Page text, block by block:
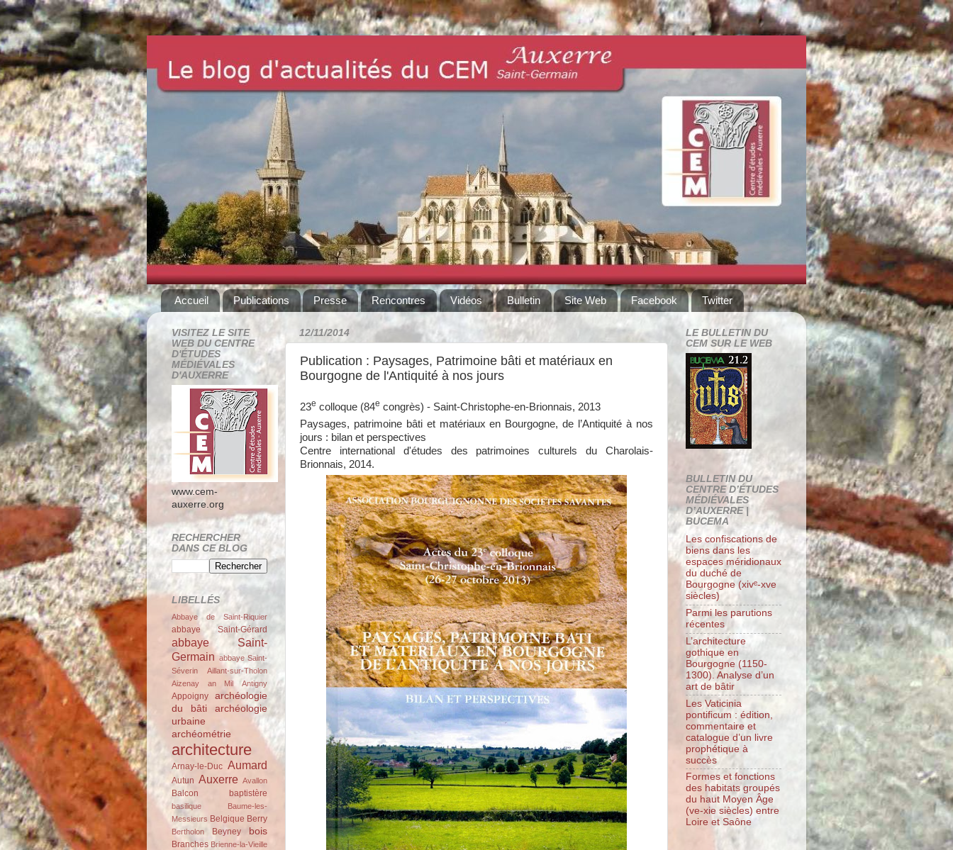
Accueil Publications Presse Rencontres Vidéos Bulletin Site Web Facebook Twitter
12/11/2014
Publication : Paysages, Patrimoine bâti et matériaux en
Bourgogne de l'Antiquité à nos jours
23e colloque (84e congrès) - Saint-Christophe-en-Brionnais, 2013
Paysages, patrimoine bâti et matériaux en Bourgogne, de l’Antiquité à nos
jours : bilan et perspectives
Centre international d'études des patrimoines culturels du Charolais-
Brionnais, 2014.
VISITEZ LE SITE
WEB DU CENTRE
D'ÉTUDES
MÉDIÉVALES
D'AUXERRE
www.cem-
auxerre.org
RECHERCHER
DANS CE BLOG
LIBELLÉS
Abbaye de Saint-Riquier
abbaye Saint-Gérard
abbaye Saint-
Germain abbaye Saint-
Séverin
Aillant-sur-Tholon
Aizenay
an Mil Antigny
Appoigny
archéologie
du bâti
archéologie
urbaine
archéométrie
architecture
Arnay-le-Duc Aumard
Autun Auxerre Avallon
Balcon baptistère
basilique
Baume-les-
Messieurs Belgique Berry
Bertholon Beyney bois
Branches Brienne-la-Vieille
LE BULLETIN DU
CEM SUR LE WEB
BULLETIN DU
CENTRE D’ÉTUDES
MÉDIÉVALES
D’AUXERRE |
BUCEMA
Les confiscations de
biens dans les
espaces méridionaux
du duché de
Bourgogne (xivᵉ-xve
siècles)
Parmi les parutions
récentes
L’architecture
gothique en
Bourgogne (1150-
1300). Analyse d’un
art de bâtir
Les Vaticinia
pontificum : édition,
commentaire et
catalogue d’un livre
prophétique à
succès
Formes et fonctions
des habitats groupés
du haut Moyen Âge
(ve-xie siècles) entre
Loire et Saône